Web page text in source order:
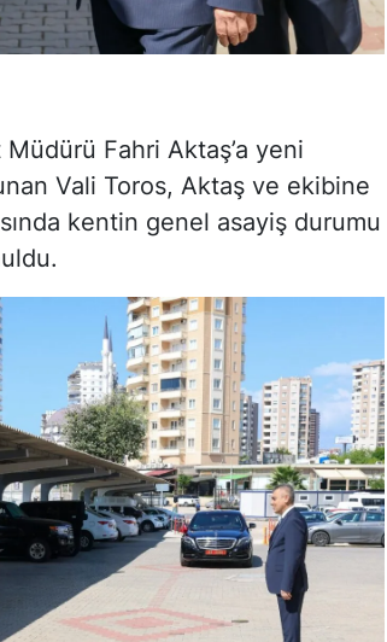
Fahri Aktaş’a yeni
Vali Toros, Aktaş ve ekibine
kentin genel asayiş durumu